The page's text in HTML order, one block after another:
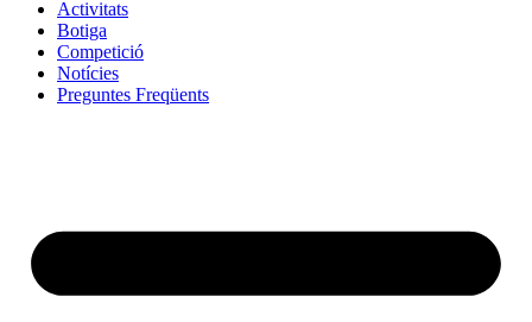
Activitats
Botiga
Competició
Notícies
Preguntes Freqüents